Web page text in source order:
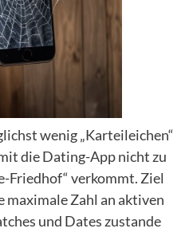
wenig „Karteileichen“
die Dating-App nicht zu
Friedhof“ verkommt. Ziel
maximale Zahl an aktiven
und Dates zustande